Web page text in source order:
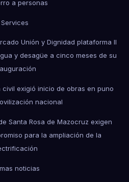
a personas
Services
Unión y Dignidad plataforma II
y desagüe a cinco meses de su
exigió inicio de obras en puno
nacional
Santa Rosa de Mazocruz exigen
para la ampliación de la
noticias